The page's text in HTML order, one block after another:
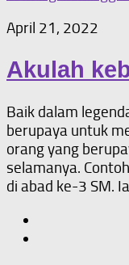
April 21, 2022
Akulah
Baik dalam
berupaya untuk
orang yang
selamanya.
di abad ke-3 SM.